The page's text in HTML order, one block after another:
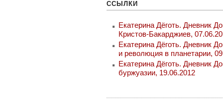
ССЫЛКИ
Екатерина Дёготь. Дневник
Кристов-Бакарджиев,
Екатерина Дёготь. Дневник
и революция в планетарии,
Екатерина Дёготь. Дневник
буржуазии, 19.06.2012